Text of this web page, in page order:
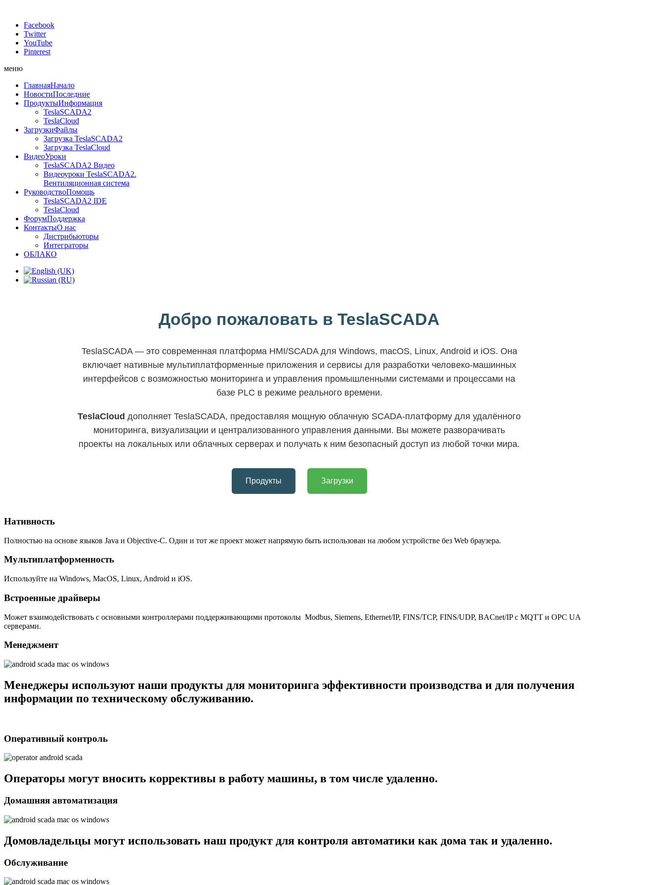
Facebook
Twitter
YouTube
Pinterest
меню
ГлавнаяНачало
НовостиПоследние
ПродуктыИнформация
TeslaSCADA2
TeslaCloud
ЗагрузкиФайлы
Загрузка TeslaSCADA2
Загрузка TeslaCloud
ВидеоУроки
TeslaSCADA2 Видео
Видеоуроки TeslaSCADA2.
Вентиляционная система
РуководствоПомощь
TeslaSCADA2 IDE
TeslaCloud
ФорумПоддержка
КонтактыО нас
Дистрибьюторы
Интеграторы
ОБЛАКО
Добро пожаловать в TeslaSCADA
TeslaSCADA — это современная платформа HMI/SCADA для Windows, macOS, Linux, Android и iOS. Она
включает нативные мультиплатформенные приложения и сервисы для разработки человеко-машинных
интерфейсов с возможностью мониторинга и управления промышленными системами и процессами на
базе PLC в режиме реального времени.
TeslaCloud дополняет TeslaSCADA, предоставляя мощную облачную SCADA-платформу для удалённого
мониторинга, визуализации и централизованного управления данными. Вы можете разворачивать
проекты на локальных или облачных серверах и получать к ним безопасный доступ из любой точки мира.
Продукты Загрузки
Нативность
Полностью на основе языков Java и Objective-C. Один и тот же проект может напрямую быть использован на любом устройстве без Web браузера.
Мультиплатформенность
Используйте на Windows, MacOS, Linux, Android и iOS.
Встроенные драйверы
Может взаимодействовать с основными контроллерами поддерживающими протоколы Modbus, Siemens, Ethernet/IP, FINS/TCP, FINS/UDP, BACnet/IP с MQTT и OPC UA
серверами.
Менеджмент
Менеджеры используют наши продукты для мониторинга эффективности производства и для получения
информации по техническому обслуживанию.
Оперативный контроль
Операторы могут вносить коррективы в работу машины, в том числе удаленно.
Домашняя автоматизация
Домовладельцы могут использовать наш продукт для контроля автоматики как дома так и удаленно.
Обслуживание